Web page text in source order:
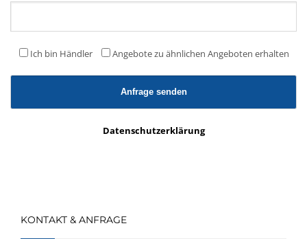
Ich bin Händler Angebote zu ähnlichen Angeboten erhalten
Datenschutzerklärung
KONTAKT & ANFRAGE